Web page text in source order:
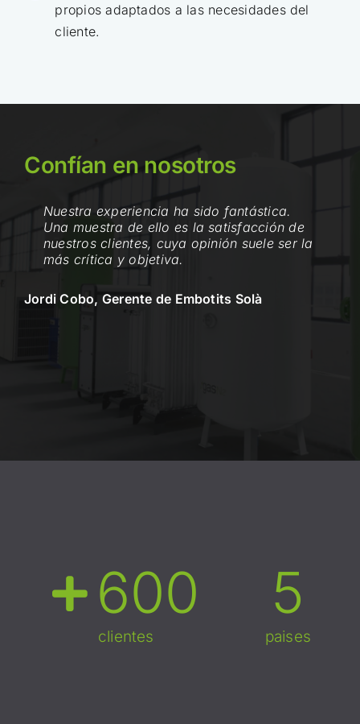
propios adaptados a las necesidades del
cliente.
Confían en nosotros
Nuestra experiencia ha sido fantástica.
Una muestra de ello es la satisfacción de
nuestros clientes, cuya opinión suele ser la
más crítica y objetiva.
Jordi Cobo, Gerente de Embotits Solà
600
clientes
5
paises